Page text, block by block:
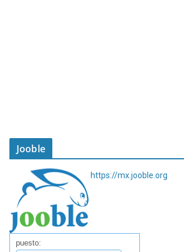
Jooble
https://mx.jooble.org
puesto: